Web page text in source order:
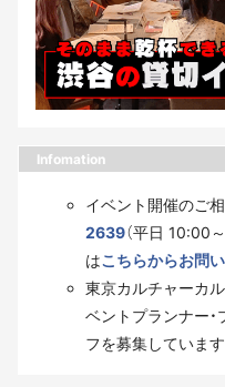
Infomation
イベント開催のご
2639（平日 10:00
はこちらからお問
東京カルチャーカ
ベントプランナー・
フを募集しています